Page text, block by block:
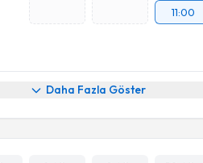
11:00
Daha Fazla Göster